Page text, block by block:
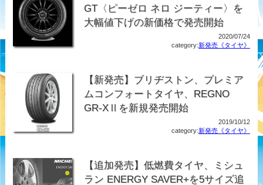
GT〈ピーゼロ ネロ ジーティー〉を
大幅値下げの新価格で発売開始
2020/07/24
category:新発売《タイヤ》
【新発売】ブリヂストン、プレミア
ムコンフォートタイヤ、REGNO
GR-XⅡを新規発売開始
2019/10/12
category:新発売《タイヤ》
【追加発売】低燃費タイヤ、ミシュ
ラン ENERGY SAVER+を5サイズ追